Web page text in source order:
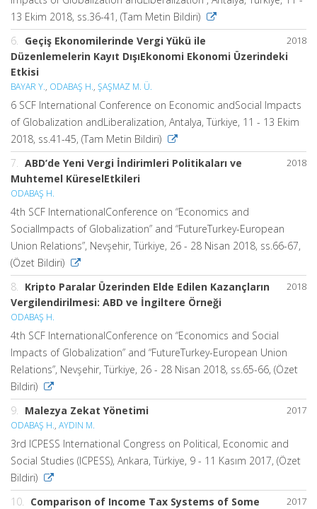
13 Ekim 2018, ss.36-41, (Tam Metin Bildiri)
2018
6.
Geçiş Ekonomilerinde Vergi Yükü ile
Düzenlemelerin Kayıt DışıEkonomi Ekonomi Üzerindeki
Etkisi
BAYAR Y., ODABAŞ H., ŞAŞMAZ M. Ü.
6 SCF International Conference on Economic andSocial Impacts
of Globalization andLiberalization, Antalya, Türkiye, 11 - 13 Ekim
2018, ss.41-45, (Tam Metin Bildiri)
2018
7.
ABD’de Yeni Vergi İndirimleri Politikaları ve
Muhtemel KüreselEtkileri
ODABAŞ H.
4th SCF InternationalConference on “Economics and
SocialImpacts of Globalization” and “FutureTurkey-European
Union Relations”, Nevşehir, Türkiye, 26 - 28 Nisan 2018, ss.66-67,
(Özet Bildiri)
2018
8.
Kripto Paralar Üzerinden Elde Edilen Kazançların
Vergilendirilmesi: ABD ve İngiltere Örneği
ODABAŞ H.
4th SCF InternationalConference on “Economics and Social
Impacts of Globalization” and “FutureTurkey-European Union
Relations”, Nevşehir, Türkiye, 26 - 28 Nisan 2018, ss.65-66, (Özet
Bildiri)
2017
9. Malezya Zekat Yönetimi
ODABAŞ H., AYDIN M.
3rd ICPESS International Congress on Political, Economic and
Social Studies (ICPESS), Ankara, Türkiye, 9 - 11 Kasım 2017, (Özet
Bildiri)
2017
10.
Comparison of Income Tax Systems of Some